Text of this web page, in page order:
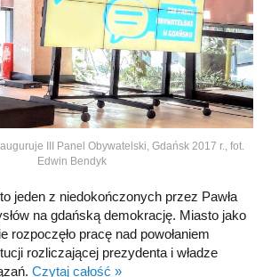
III Panel Obywatelski, Gdańsk 2017 r., fot.
Edwin Bendyk
jeden z niedokończonych przez Pawła
na gdańską demokrację. Miasto jako
rozpoczęło pracę nad powołaniem
rozliczającej prezydenta i władze
Czytaj całość »